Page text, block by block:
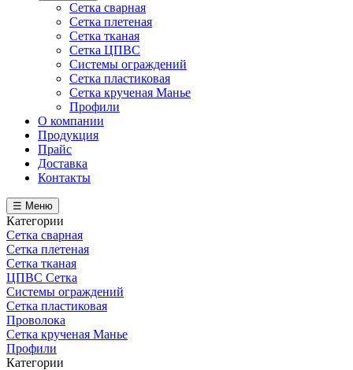
Сетка сварная
Сетка плетеная
Сетка тканая
Сетка ЦПВС
Системы ограждений
Сетка пластиковая
Сетка крученая Манье
Профили
О компании
Продукция
Прайс
Доставка
Контакты
☰ Меню
Категории
Сетка сварная
Сетка плетеная
Сетка тканая
ЦПВС Сетка
Системы ограждений
Сетка пластиковая
Проволока
Сетка крученая Манье
Профили
Категории